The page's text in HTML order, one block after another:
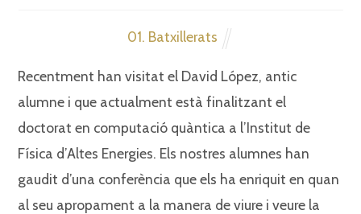
01. Batxillerats
Recentment han visitat el David López, antic
alumne i que actualment està finalitzant el
doctorat en computació quàntica a l’Institut de
Física d’Altes Energies. Els nostres alumnes han
gaudit d’una conferència que els ha enriquit en quan
al seu apropament a la manera de viure i veure la